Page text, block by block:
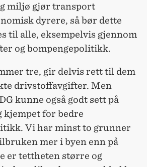
miljø gjør transport
dyrere, så bør dette
til alle, eksempelvis gjennom
og bompengepolitikk.
tre, gir delvis rett til dem
drivstoffavgifter. Men
kunne også godt sett på
kjempet for bedre
Vi har minst to grunner
mer i byen enn på
er tettheten større og